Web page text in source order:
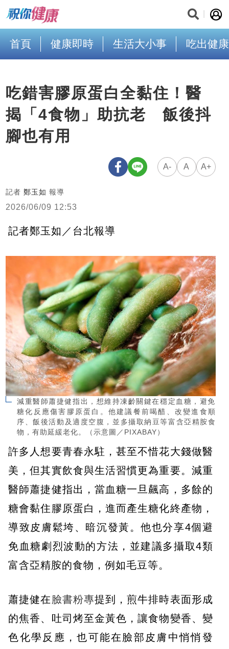
首頁 健康即時 生活大小事 吃出健康
吃錯害膠原蛋白全黏住！醫
揭「4食物」助抗老 飯後抖
腳也有用
A- A A+
記者 鄭玉如 報導
2026/06/09 12:53
記者鄭玉如／台北報導
減重醫師蕭捷健指出，想維持凍齡關鍵在穩定血糖，避免
糖化反應傷害膠原蛋白。他建議餐前喝醋、改變進食順
序、飯後活動及適度空腹，並多攝取納豆等富含亞精胺食
物，有助延緩老化。（示意圖／PIXABAY）
許多人想要青春永駐，甚至不惜花大錢做醫
美，但其實飲食與生活習慣更為重要。減重
醫師蕭捷健指出，當血糖一旦飆高，多餘的
糖會黏住膠原蛋白，進而產生糖化終產物，
導致皮膚鬆垮、暗沉發黃。他也分享4個避
免血糖劇烈波動的方法，並建議多攝取4類
富含亞精胺的食物，例如毛豆等。
蕭捷健在 臉書粉專提到，煎牛排時表面形成
的焦香、吐司烤至金黃色，讓食物變香、變
色化學反應，也可能在臉部皮膚中悄悄發